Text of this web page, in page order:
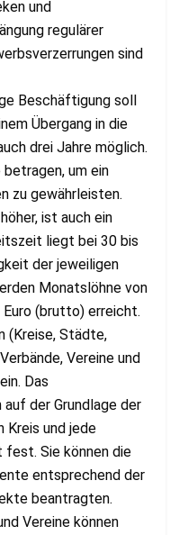
und
regulärer
sind
Beschäftigung soll
Übergang in die
drei Jahre möglich.
um ein
zu gewährleisten.
ist auch ein
liegt bei 30 bis
der jeweiligen
Monatslöhne von
(brutto) erreicht.
(Kreise, Städte,
Vereine und
Das
der Grundlage der
und jede
Sie können die
entsprechend der
beantragten.
Vereine können